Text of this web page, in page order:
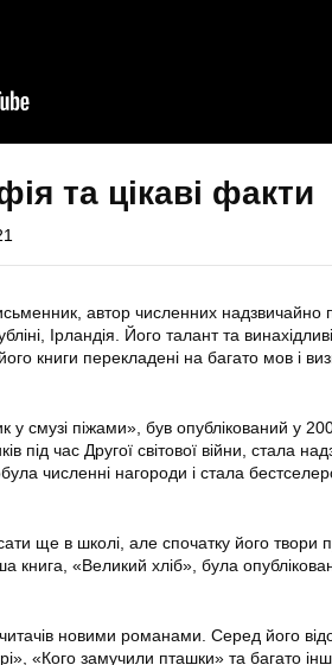
та цікаві факти
автор численних надзвичайно
Ірландія. Його талант та
книги перекладені на багато мов і
піжами», був опублікований у
під час Другої світової війни, стала
численні нагороди і стала
ще в школі, але спочатку його твори
книга, «Великий хліб», була
новими романами. Серед його
«Кого замучили пташки» та багато